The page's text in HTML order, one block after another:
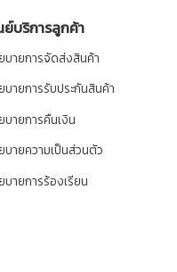
บริการลูกค้า
บายการจัดส่งสินค้า
บายการรับประกันสินค้า
บายการคืนเงิน
บายความเป็นส่วนตัว
บายการร้องเรียน